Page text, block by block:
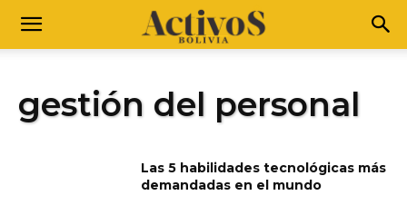
gestión del personal
Las 5 habilidades tecnológicas más
demandadas en el mundo